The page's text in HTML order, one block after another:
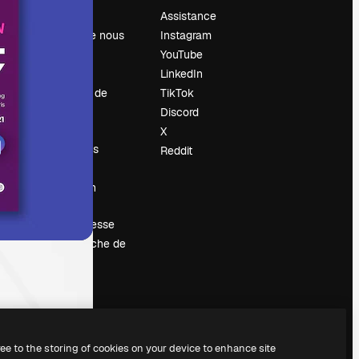
À propos de nous
Tendances de
Événements
Vendre mon
Salle de presse
À la recherche de
Assistance
Instagram
YouTube
LinkedIn
TikTok
Discord
X
Reddit
to the storing of cookies on your device to enhance site